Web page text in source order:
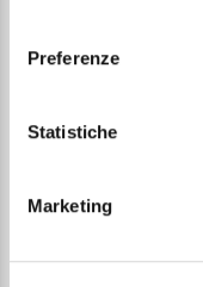
Preferenze
Statistiche
Marketing
qualità,
sorprendere e